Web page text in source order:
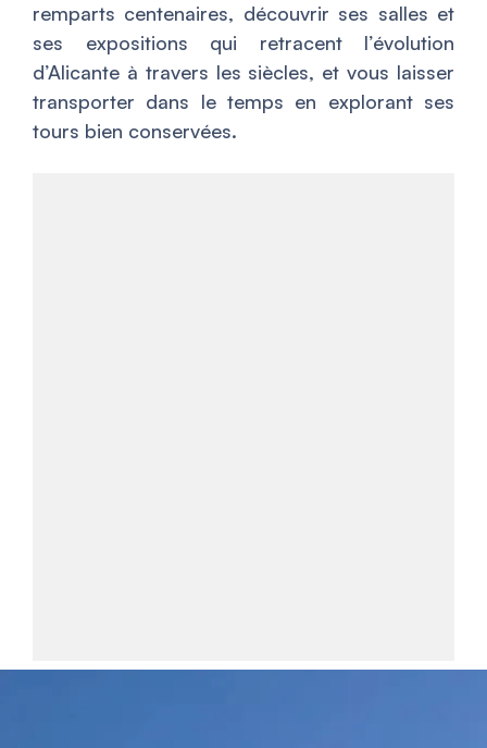
remparts centenaires, découvrir ses salles et
ses expositions qui retracent l’évolution
d’Alicante à travers les siècles, et vous laisser
transporter dans le temps en explorant ses
tours bien conservées.